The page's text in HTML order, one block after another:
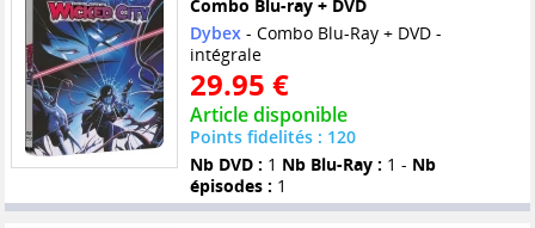
Combo Blu-ray + DVD
Dybex- Combo Blu-Ray + DVD -
intégrale
29.95 €
Article disponible
Points fidelités : 120
Nb DVD : 1 Nb Blu-Ray : 1 - Nb
épisodes : 1